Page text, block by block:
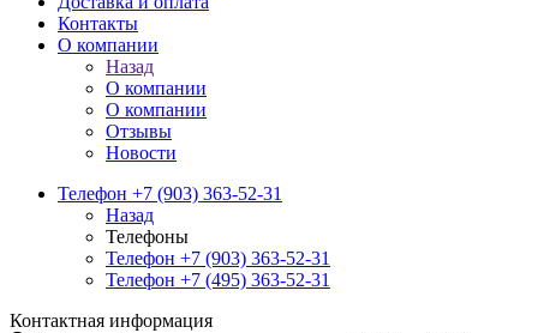
Контакты
О компании
Назад
О компании
О компании
Отзывы
Новости
Телефон +7 (903) 363-52-31
Назад
Телефоны
Телефон +7 (903) 363-52-31
Телефон +7 (495) 363-52-31
Контактная информация